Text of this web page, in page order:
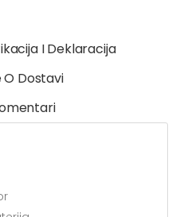
I Deklaracija
Dostavi